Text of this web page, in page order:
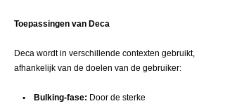
Toepassingen van Deca
Deca wordt in verschillende contexten gebruikt,
afhankelijk van de doelen van de gebruiker:
• Bulking-fase: Door de sterke